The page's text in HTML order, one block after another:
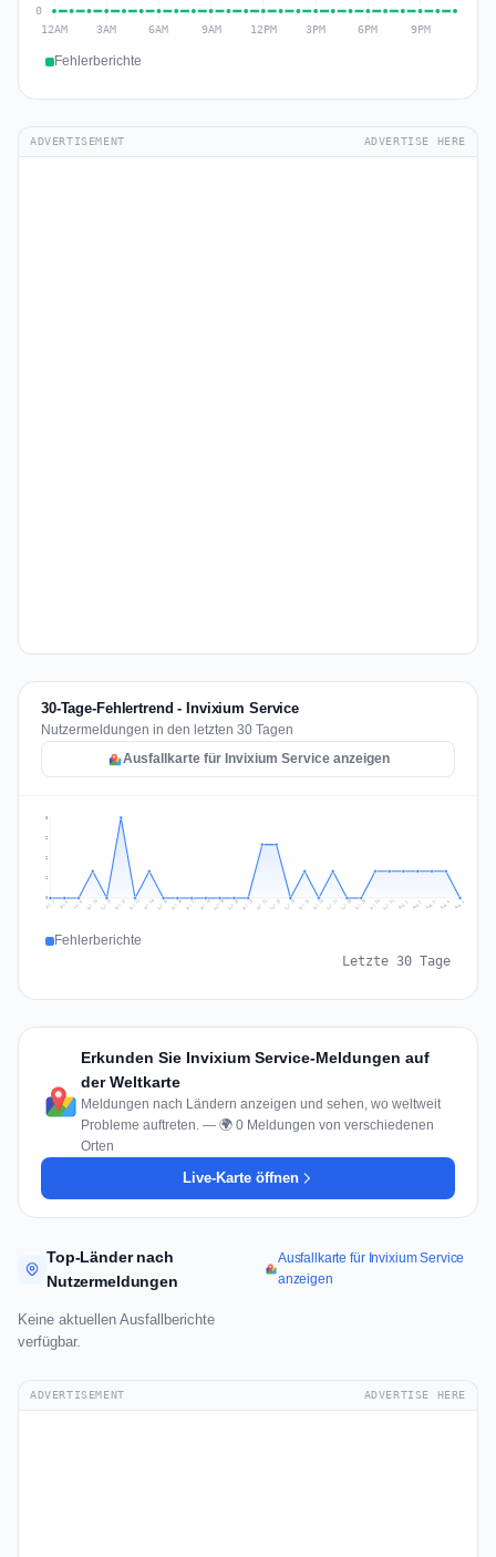
Fehlerberichte
ADVERTISEMENT ADVERTISE HERE
30-Tage-Fehlertrend - Invixium Service
Nutzermeldungen in den letzten 30 Tagen
Ausfallkarte für Invixium Service anzeigen
1
2
2
3
Jul 7 Jul 8 Jul 9 Jul 10 Jul 11 Jul 12 Jul 13 Jul 14 Jul 15 Jul 16 Jul 17 Jul 18 Jul 19 Jul 20 Jul 21 Jul 22 Jul 23 Jul 24 Jul 25 Jul 26 Jul 27 Jul 28 Jul 29 Jul 30 Jul 31 Aug 1 Aug 2 Aug 3 Aug 4 Aug 5
Fehlerberichte
Letzte 30 Tage
Erkunden Sie Invixium Service-Meldungen auf
der Weltkarte
Meldungen nach Ländern anzeigen und sehen, wo weltweit
Probleme auftreten. — 🌍 0 Meldungen von verschiedenen
Orten
Live-Karte öffnen
Top-Länder nach
Nutzermeldungen
Ausfallkarte für Invixium Service
anzeigen
Keine aktuellen Ausfallberichte
verfügbar.
ADVERTISEMENT ADVERTISE HERE